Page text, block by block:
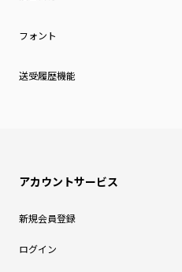
フォント
送受履歴機能
アカウントサービス
新規会員登録
ログイン